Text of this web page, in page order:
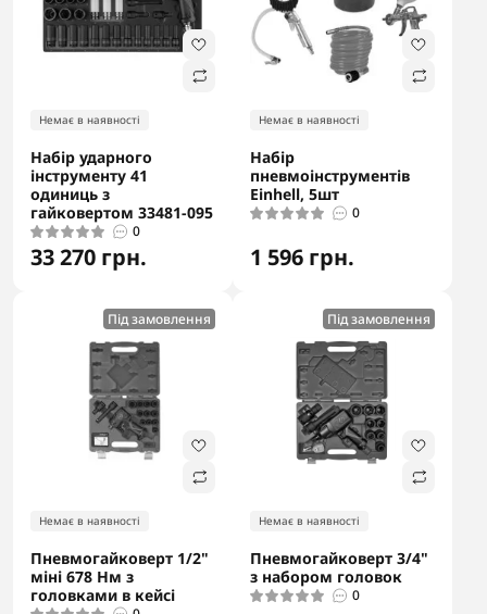
Немає в наявності
Набір ударного
інструменту 41
одиниць з
гайковертом 33481-095
0
33 270 грн.
Немає в наявності
Набір
пневмоінструментів
Einhell, 5шт
0
1 596 грн.
Під замовлення
Немає в наявності
Пневмогайковерт 1/2"
міні 678 Нм з
головками в кейсі
Під замовлення
Немає в наявності
Пневмогайковерт 3/4"
з набором головок
0